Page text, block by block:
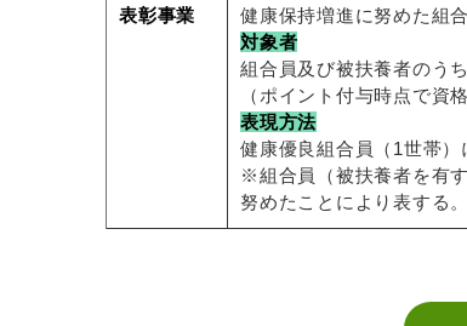
表彰事業
健康保持増進に努めた組
対象者
組合員及び被扶養者のう
（ポイント付与時点で資
表現方法
健康優良組合員（1世帯）
※組合員（被扶養者を有
努めたことにより表する。